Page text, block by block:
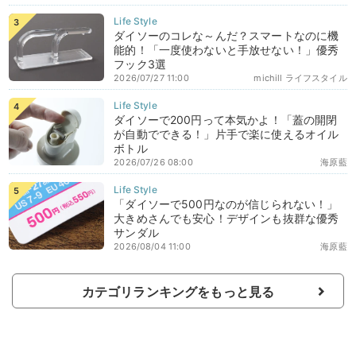
ダイソーのコレな～んだ？スマートなのに機
能的！「一度使わないと手放せない！」優秀
フック3選
michill ライフスタイル
2026/07/27 11:00
ダイソーで200円って本気かよ！「蓋の開閉
が自動でできる！」片手で楽に使えるオイル
ボトル
海原藍
2026/07/26 08:00
「ダイソーで500円なのが信じられない！」
大きめさんでも安心！デザインも抜群な優秀
サンダル
海原藍
2026/08/04 11:00
カテゴリランキングをもっと見る